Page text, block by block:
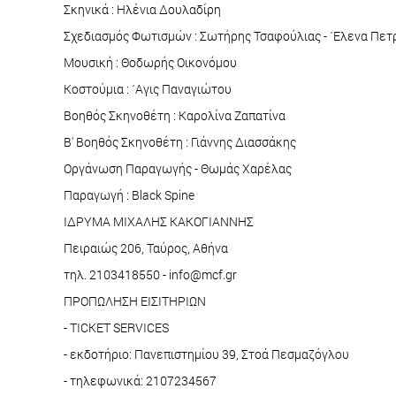
Σκηνικά : Ηλένια Δουλαδίρη
Σχεδιασμός Φωτισμών : Σωτήρης Τσαφούλιας - ´Ελενα
Μουσική : Θοδωρής Οικονόμου
Κοστούμια : ´Αγις Παναγιώτου
Βοηθός Σκηνοθέτη : Καρολίνα Ζαπατίνα
Β' Βοηθός Σκηνοθέτη : Γιάννης Διασσάκης
Οργάνωση Παραγωγής - Θωμάς Χαρέλας
Παραγωγή : Black Spine
ΙΔΡΥΜΑ ΜΙΧΑΛΗΣ ΚΑΚΟΓΙΑΝΝΗΣ
Πειραιώς 206, Ταύρος, Αθήνα
τηλ. 2103418550 - info@mcf.gr
ΠΡΟΠΩΛΗΣΗ ΕΙΣΙΤΗΡΙΩΝ
- TICKET SERVICES
- εκδοτήριο: Πανεπιστημίου 39, Στοά Πεσμαζόγλου
- τηλεφωνικά: 2107234567